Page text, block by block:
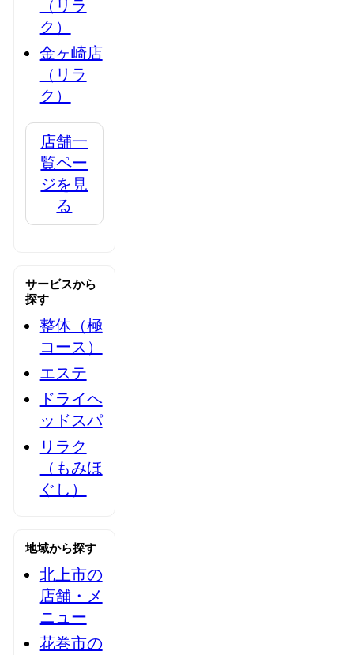
（リラ
ク）
金ヶ崎店
（リラ
ク）
店舗一
覧ペー
ジを見
る
サービスから
探す
整体（極
コース）
エステ
ドライヘ
ッドスパ
リラク
（もみほ
ぐし）
地域から探す
北上市の
店舗・メ
ニュー
花巻市の